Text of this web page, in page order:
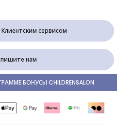
сервисом
нам
БОНУСЫ CHILDRENSALON